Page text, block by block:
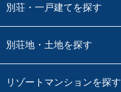
別荘・一戸建てを探す
別荘地・土地を探す
リゾートマンションを探す